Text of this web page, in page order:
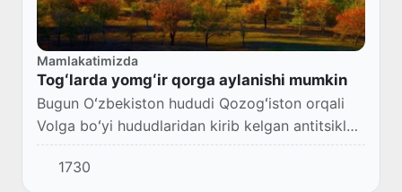
Mamlakatimizda
Togʻlarda yomgʻir qorga aylanishi mumkin
Bugun Oʻzbekiston hududi Qozogʻiston orqali
Volga boʻyi hududlaridan kirib kelgan antitsiklon
taʼsiri ostida boʻladi.
1730